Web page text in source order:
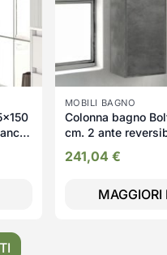
MOBILI BAGNO
Colonna bagno
cm. 2 ante
241,04 €
MAGGIORI